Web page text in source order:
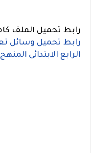
رابط تحميل الملف
رابط تحميل وسائل
الرابع الابتدائى المنهج